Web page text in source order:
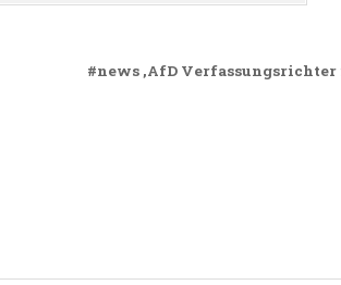
#news ,AfD